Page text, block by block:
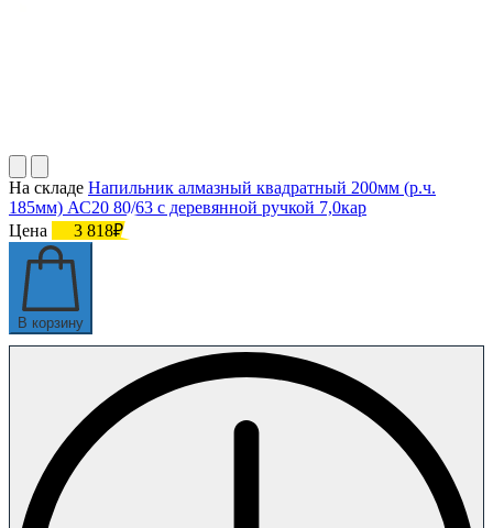
На складе Напильник алмазный квадратный 200мм (р.ч.
185мм) АС20 80/63 с деревянной ручкой 7,0кар
Цена
3 818₽
В корзину